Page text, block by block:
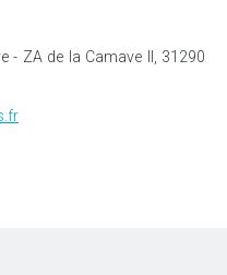
- ZA de la Camave II, 31290